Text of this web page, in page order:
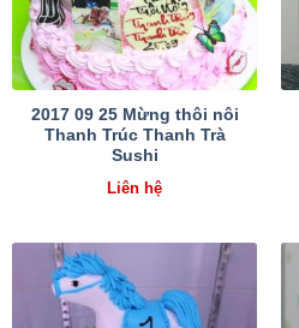
2017 09 25 Mừng thôi nôi
Thanh Trúc Thanh Trà
Sushi
Liên hệ